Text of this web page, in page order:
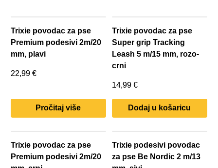
Trixie povodac za pse
Premium podesivi 2m/20
mm, plavi
22,99€
Pročitaj više
Trixie povodac za pse
Super grip Tracking
Leash 5 m/15 mm, rozo-
crni
14,99€
Dodaj u košaricu
Trixie povodac za pse
Premium podesivi 2m/20
Trixie podesivi povodac
za pse Be Nordic 2 m/13